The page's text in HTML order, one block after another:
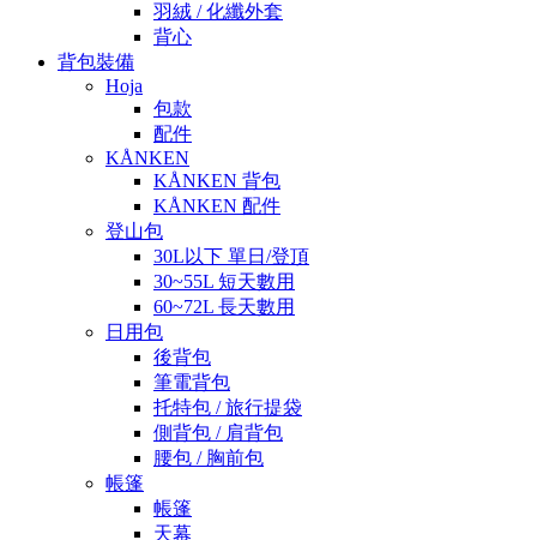
羽絨 / 化纖外套
背心
背包裝備
Hoja
包款
配件
KÅNKEN
KÅNKEN 背包
KÅNKEN 配件
登山包
30L以下 單日/登頂
30~55L 短天數用
60~72L 長天數用
日用包
後背包
筆電背包
托特包 / 旅行提袋
側背包 / 肩背包
腰包 / 胸前包
帳篷
帳篷
天幕